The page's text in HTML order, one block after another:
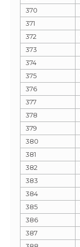
370
371
372
373
374
375
376
377
378
379
380
381
382
383
384
385
386
387